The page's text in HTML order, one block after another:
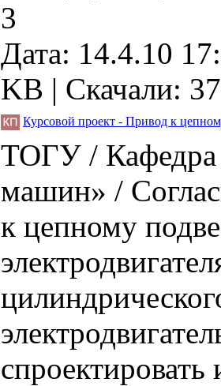
3
Дата: 14.4.10
KB | Скачали: 37
Курсовой проект - Привод к
ТОГУ / Кафедра
машин» /
к цепному